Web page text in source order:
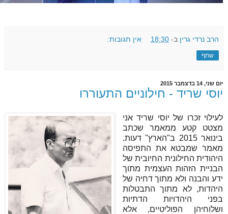
הרב נרדי גרין ב- 18:30 אין תגובות:
שתף
יום שני, 14 בדצמבר 2015
יוסי שריד - חילוניים התעוררו
לעילוי זכרו של יוסי שריד אני
מצטט קטע ממאמר שכתב
בינואר 2015 ב"הארץ" דעות.
מאמר שמבטא את התפיסה
היהודית החילונית החיובית של
הבניית הזהות העצמית מתוך
ידע והבנה ולא מתוך דחיה של
היהדות, לא מתוך התבטלות
בפני היהדויות הדתיות
ושלוחיהן הפוליטיים, אלא